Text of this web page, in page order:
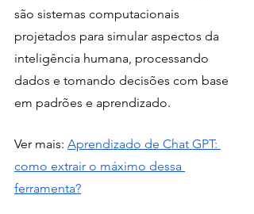
são sistemas computacionais
projetados para simular aspectos da
inteligência humana, processando
dados e tomando decisões com base
em padrões e aprendizado.
Ver mais: Aprendizado de Chat GPT:
como extrair o máximo dessa
ferramenta?